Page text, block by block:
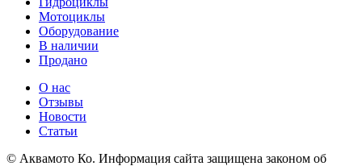
Мотоциклы
Оборудование
В наличии
Продано
О нас
Отзывы
Новости
Статьи
© Аквамото Ко. Информация сайта защищена законом об